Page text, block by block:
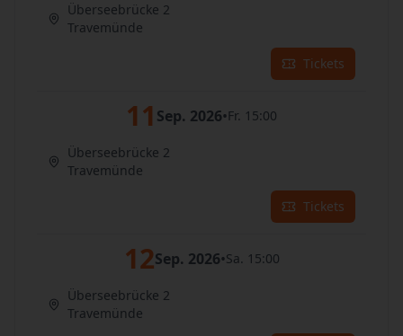
Überseebrücke 2
Travemünde
Tickets
11 Sep. 2026•Fr. 15:00
Überseebrücke 2
Travemünde
Tickets
12Sep. 2026•Sa. 15:00
Überseebrücke 2
Travemünde